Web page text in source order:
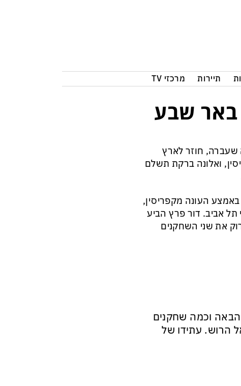
תיירות מרכזי TV
באר שבע
שעברה, חוזר לארץ
ואלונה ברקת תשלם
העונה מקפריסין,
תל אביב. דור פרץ הביע
את שני השחקנים
וכמה שחקנים
הרוש. עתידו של